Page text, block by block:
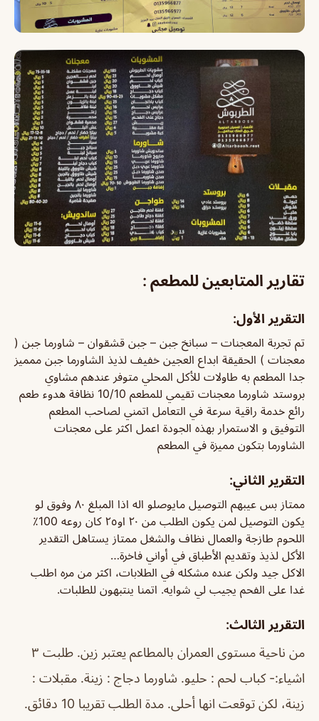
تقارير المتابعين للمطعم :
التقرير الأول:
تم تجربة المعجنات – سبانخ جبن – جبن قشقوان – شاورما جبن (
معجنات ) الحقيقة ابداع العجين خفيف لذيذ الشاورما جبن ممميز
جدا المطعم به طاولات للأكل المحلي متوفر عندهم مشاوي
بروستد شاورما معجنات تقيمي للمطعم 10/10 نظافة هدوء طعم
رائع خدمة راقية سرعة في التعامل اتمني لصاحب المطعم
التوفيق و الاستمرار بهذه الجودة اعمل اكثر على معجنات
الشاورما بتكون مميزة في المطعم
التقرير الثاني:
ممتاز بس عيبهم التوصيل مايوصلو اله اذا المبلغ ٨٠ وفوق لو
يكون التوصيل لمن يكون الطلب من ٢٠ او٢٥ كان روعه 100٪
اللحوم طازجة والعمال نظاف والشغل ممتاز يستاهل التقدير
الأكل لذيذ وتقديم الأطباق في أواني فاخرة…
الاكل جيد ولكن عنده مشكله في الطلابات، اكثر من مره اطلب
غدا على الفحم يجيب لي شوايه. اتمنا ينتبهون للطلبات.
التقرير الثالث:
من ناحية مستوى العمران بالمطاعم يعتبر زين. طلبت ٣
اشياء:- كباب لحم : حليو. شاورما دجاج : زينة. مقبلات :
زينة، لكن توقعت انها أحلى. مدة الطلب تقريبا 10 دقائق.